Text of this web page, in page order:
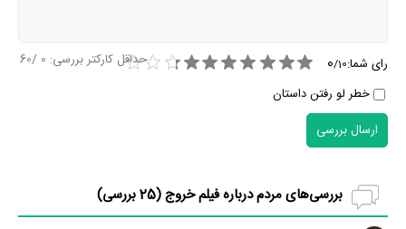
رای شما: 0/10
خطر لو رفتن داستان
حداقل کارکتر بررسی: 0
/60
ارسال بررسی
بررسی‌های مردم درباره فیلم خروج (25بررسی)